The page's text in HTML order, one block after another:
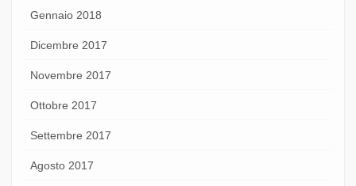
Gennaio 2018
Dicembre 2017
Novembre 2017
Ottobre 2017
Settembre 2017
Agosto 2017